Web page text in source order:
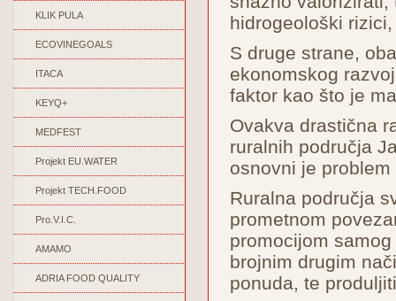
KLIK PULA
ECOVINEGOALS
ITACA
KEYQ+
MEDFEST
Projekt EU.WATER
Projekt TECH.FOOD
Pro.V.I.C.
AMAMO
ADRIA FOOD QUALITY
hidrogeološki
S druge strane,
ekonomskog
faktor kao što je
Ovakva drastična
ruralnih područja
osnovni je
Ruralna područja
prometnom
promocijom
brojnim drugim
ponuda, te